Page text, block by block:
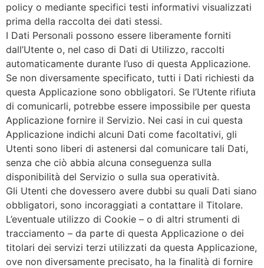
policy o mediante specifici testi informativi visualizzati
prima della raccolta dei dati stessi.
I Dati Personali possono essere liberamente forniti
dall’Utente o, nel caso di Dati di Utilizzo, raccolti
automaticamente durante l’uso di questa Applicazione.
Se non diversamente specificato, tutti i Dati richiesti da
questa Applicazione sono obbligatori. Se l’Utente rifiuta
di comunicarli, potrebbe essere impossibile per questa
Applicazione fornire il Servizio. Nei casi in cui questa
Applicazione indichi alcuni Dati come facoltativi, gli
Utenti sono liberi di astenersi dal comunicare tali Dati,
senza che ciò abbia alcuna conseguenza sulla
disponibilità del Servizio o sulla sua operatività.
Gli Utenti che dovessero avere dubbi su quali Dati siano
obbligatori, sono incoraggiati a contattare il Titolare.
L’eventuale utilizzo di Cookie – o di altri strumenti di
tracciamento – da parte di questa Applicazione o dei
titolari dei servizi terzi utilizzati da questa Applicazione,
ove non diversamente precisato, ha la finalità di fornire